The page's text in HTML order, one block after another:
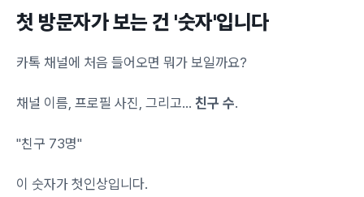
첫 방문자가 보는 건 '숫자'입니다
카톡 채널에 처음 들어오면 뭐가 보일까요?
채널 이름, 프로필 사진, 그리고... 친구 수.
"친구 73명"
이 숫자가 첫인상입니다.